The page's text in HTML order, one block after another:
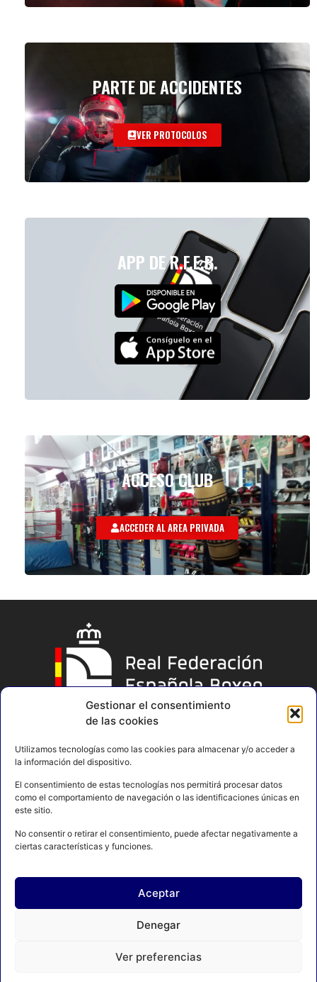
Gestionar el consentimiento
de las cookies
Utilizamos tecnologías como las cookies para almacenar y/o acceder a
la información del dispositivo.
El consentimiento de estas tecnologías nos permitirá procesar datos
como el comportamiento de navegación o las identificaciones únicas en
este sitio.
No consentir o retirar el consentimiento, puede afectar negativamente a
ciertas características y funciones.
Aceptar
Denegar
Ver preferencias
PARTE DE ACCIDENTES
VER PROTOCOLOS
APP DE R.F.E.B.
ACCESO CLUB
ACCEDER AL AREA PRIVADA
AVISO LEGAL
POLÍTICA DE PRIVACIDAD